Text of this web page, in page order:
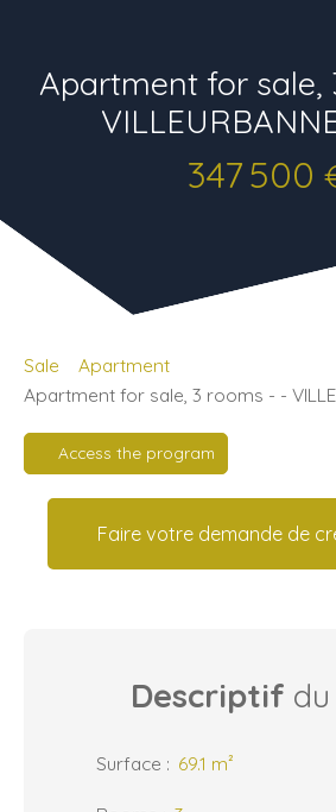
Apartment for sale,
347 500
Sale
Apartment
Apartment for sale, 3 rooms - -
Access the program
Faire votre demande de
Descriptif
Surface : 69.1 m²